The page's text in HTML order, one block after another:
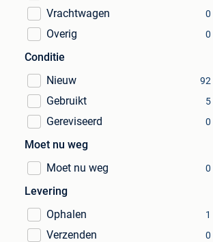
Vrachtwagen 0
Overig 0
Conditie
Nieuw
92
Gebruikt 5
Gereviseerd 0
Moet nu weg
Moet nu weg
0
Levering
Ophalen
1
Verzenden 0